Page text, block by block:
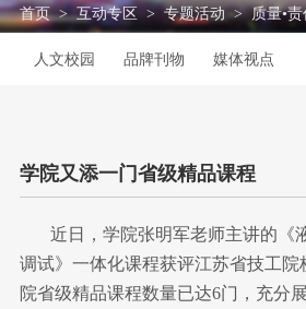
学院荣誉
技能人才评价
就业信息
联系方式
首页 > 互动专区 > 专题活动 >质量•责
人文校园 品牌刊物 媒体视点
学院又添一门省级精品课程
近日，学院张明军老师主讲的《
调试》一体化课程获评江苏省技工院
院省级精品课程数量已达6门，充分